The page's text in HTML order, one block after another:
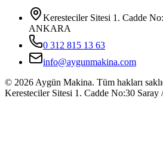
Keresteciler Sitesi 1. Cadde
ANKARA
0 312 815 13 63
info@aygunmakina.com
© 2026Aygün Makina. Tüm hakları
Keresteciler Sitesi 1. Cadde No:30